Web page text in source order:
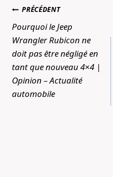
Navigation
de
l’article
PRÉCÉDENT
Pourquoi le Jeep
Wrangler Rubicon ne
doit pas être négligé en
tant que nouveau 4×4 |
Opinion – Actualité
automobile